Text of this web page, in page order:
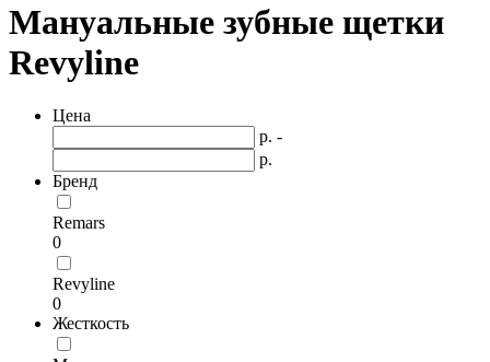
Мануальные зубные щетки
Revyline
Цена
р. -
р.
Бренд
Remars
0
Revyline
0
Жесткость